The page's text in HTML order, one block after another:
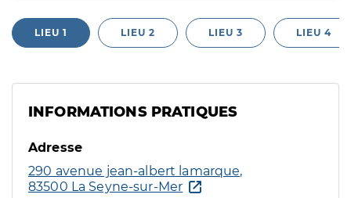
LIEU 1 LIEU 2 LIEU 3 LIEU 4
INFORMATIONS PRATIQUES
Adresse
290 avenue jean-albert lamarque,
83500 La Seyne-sur-Mer